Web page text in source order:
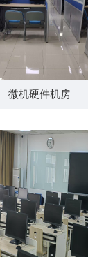
微机硬件机房